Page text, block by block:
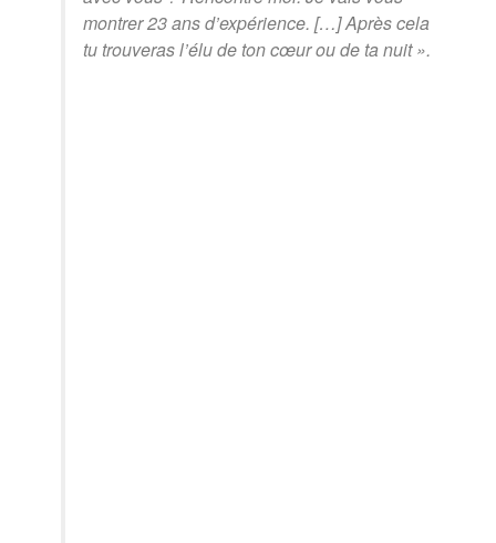
montrer 23 ans d’expérience. […] Après cela
tu trouveras l’élu de ton cœur ou de ta nuit ».